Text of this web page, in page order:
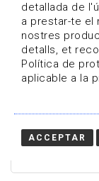
detallada de
a prestar-te el
nostres
detalls, et
Política de
aplicable a la
ACCEPTAR